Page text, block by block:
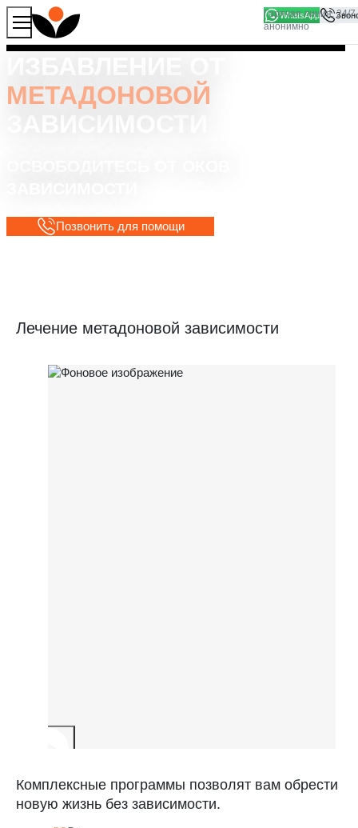
WhatsApp
МЕТАДОНОВОЙ
Позвонить для помощи
Лечение метадоновой зависимости
Комплексные программы позволят вам обрести
новую жизнь без зависимости.
Продолжая работу с сайтом, вы соглашаетесь на то, что
мы используем файлы
Хорошо